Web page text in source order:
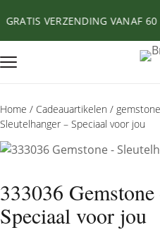
VERZENDING VANAF 60
Home / Cadeauartikelen /
Sleutelhanger – Speciaal voor jou
333036
Speciaal voor jou